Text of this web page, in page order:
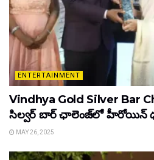
ENTERTAINMENT
Vindhya Gold Silver Bar
సిల్వర్ బార్ ఛాలెంజ్‌లో హీరోయిన్
MAY 26, 2025